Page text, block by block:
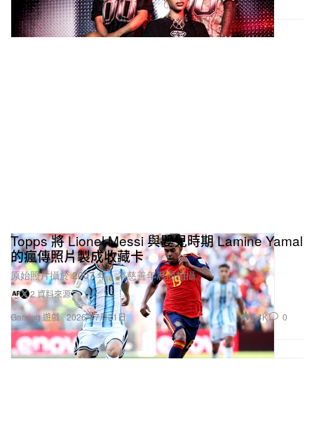
Gaming 遊戲
Topps 將 Lionel Messi 與嬰兒時期 Lamine Yamal
的瘋傳照片製成收藏卡
原始照片攝於 2007 年，為慈善年曆而拍攝。
2 資料來源
2026年7月21日
1.4K 0